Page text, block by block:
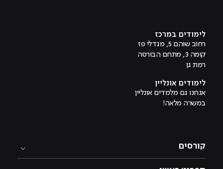
לימודים במרכז
רחוב שוהם 5, מגדלי פז
קומה 3, מתחם הבורסה
רמת גן
לימודים אונליין
אנחנו גם מלמדים אונליין
במשרה מלאה!
קורסים